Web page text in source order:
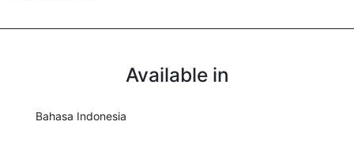
Available in
Bahasa Indonesia